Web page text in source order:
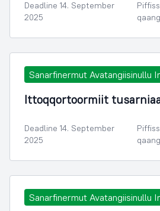
Deadline 14. September
2025
Sanarfinermut Avatangiisinullu
Ittoqqortoormiit
Deadline 14. September
2025
Sanarfinermut Avatangiisinullu